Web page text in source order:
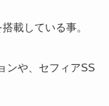
載している事。
ンや、セフィアSS